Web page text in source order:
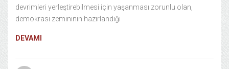
devrimleri yerleştirebilmesi için yaşanması zorunlu olan,
demokrasi zemininin hazırlandığı
DEVAMI